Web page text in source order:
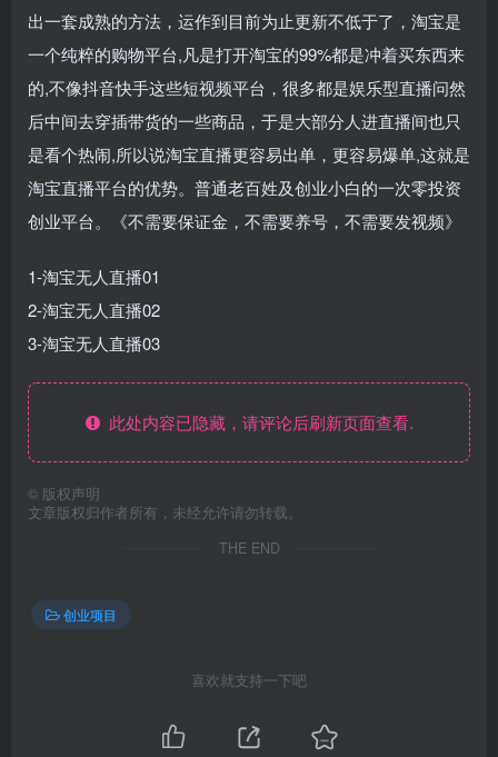
出一套成熟的方法，运作到目前为止更新不低于了，淘宝是
一个纯粹的购物平台,凡是打开淘宝的99%都是冲着买东西来
的,不像抖音快手这些短视频平台，很多都是娱乐型直播问然
后中间去穿插带货的一些商品，于是大部分人进直播间也只
是看个热闹,所以说淘宝直播更容易出单，更容易爆单,这就是
淘宝直播平台的优势。普通老百姓及创业小白的一次零投资
创业平台。《不需要保证金，不需要养号，不需要发视频》
1-淘宝无人直播01
2-淘宝无人直播02
3-淘宝无人直播03
此处内容已隐藏，请评论后刷新页面查看.
© 版权声明
文章版权归作者所有，未经允许请勿转载。
THE END
创业项目
喜欢就支持一下吧